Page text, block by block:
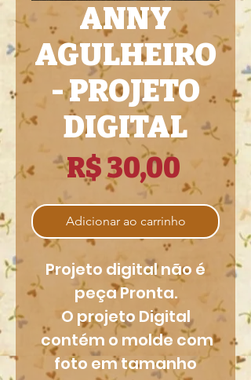
ANNY
AGULHEIRO
- PROJETO
DIGITAL
R$ 30,00 Preço
Adicionar ao carrinho
Projeto digital não é
peça Pronta.
O projeto Digital
contém o molde com
foto em tamanho